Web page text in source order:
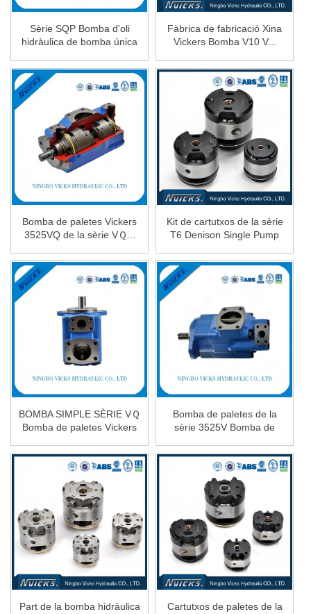
Sèrie SQP Bomba d'oli
hidràulica de bomba única
Fàbrica de fabricació Xina
Vickers Bomba V10 V...
Bomba de paletes Vickers
3525VQ de la sèrie VＱ...
Kit de cartutxos de la sèrie
T6 Denison Single Pump
BOMBA SIMPLE SÈRIE VＱ
Bomba de paletes Vickers
Bomba de paletes de la
sèrie 3525V Bomba de
Part de la bomba hidràulica
Cartutxos de paletes de la